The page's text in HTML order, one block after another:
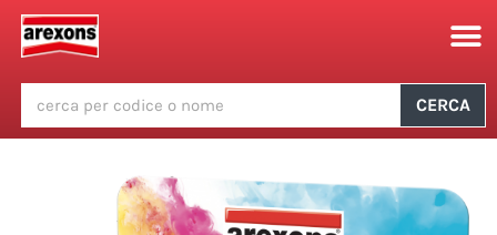
CERCA